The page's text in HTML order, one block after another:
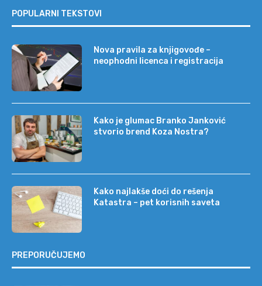
POPULARNI TEKSTOVI
Nova pravila za knjigovođe –
neophodni licenca i registracija
Kako je glumac Branko Janković
stvorio brend Koza Nostra?
Kako najlakše doći do rešenja
Katastra – pet korisnih saveta
PREPORUČUJEMO